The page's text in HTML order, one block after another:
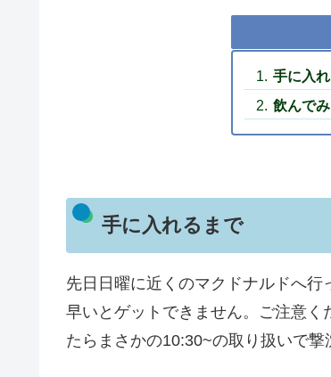
手に入
飲んで
手に入れるまで
先日日曜に近くのマクドナルドへ
早いとゲットできません。ご注意
たらまさかの10:30~の取り扱いで撃